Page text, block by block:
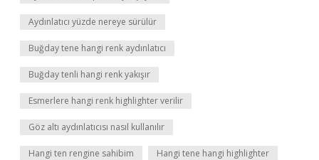
Aydınlatıcı yüzde nereye sürülür
Buğday tene hangi renk aydınlatıcı
Buğday tenli hangi renk yakışır
Esmerlere hangi renk highlighter verilir
Göz altı aydınlatıcısı nasıl kullanılır
Hangi ten rengine sahibim Hangi tene hangi highlighter